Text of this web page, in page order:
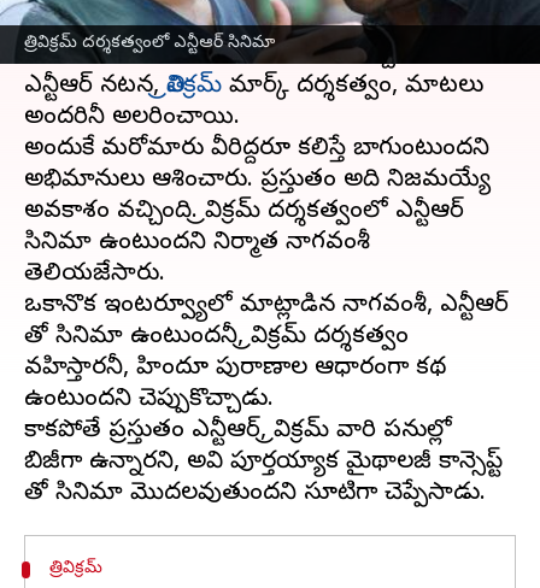
త్రివిక్రమ్ దర్శకత్వంలో ఎన్టీఆర్ సినిమా
త్రివిక్రమ్,ఎన్టీఆర్కాంబినేషన్లో వచ్చిన అరవింద సమేత,
సినిమా అభిమానులు అందరికీ తెగ నచ్చేసింది.
ఎన్టీఆర్ నటన,త్రివిక్రమ్ మార్క్ దర్శకత్వం, మాటలు
అందరినీ అలరించాయి.
అందుకే మరోమారు వీరిద్దరూ కలిస్తే బాగుంటుందని
అభిమానులు ఆశించారు. ప్రస్తుతం అది నిజమయ్యే
అవకాశం వచ్చింది. త్రివిక్రమ్ దర్శకత్వంలో ఎన్టీఆర్
సినిమా ఉంటుందని నిర్మాత నాగవంశీ
తెలియజేసారు.
ఒకానొక ఇంటర్వ్యూలో మాట్లాడిన నాగవంశీ, ఎన్టీఆర్
తో సినిమా ఉంటుందనీ, త్రివిక్రమ్ దర్శకత్వం
వహిస్తారనీ, హిందూ పురాణాల ఆధారంగా కథ
ఉంటుందని చెప్పుకొచ్చాడు.
కాకపోతే ప్రస్తుతం ఎన్టీఆర్, త్రివిక్రమ్ వారి పనుల్లో
బిజీగా ఉన్నారని, అవి పూర్తయ్యాక మైథాలజీ కాన్సెప్ట్
త్రివిక్రమ్